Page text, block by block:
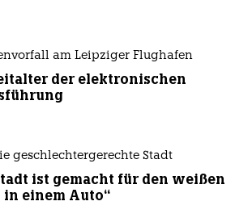
am Leipziger Flughafen
der elektronischen
geschlechtergerechte Stadt
ist gemacht für den weißen
in einem Auto“